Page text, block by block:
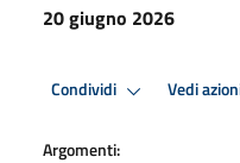
20 giugno 2026
Condividi Vedi
Argomenti: